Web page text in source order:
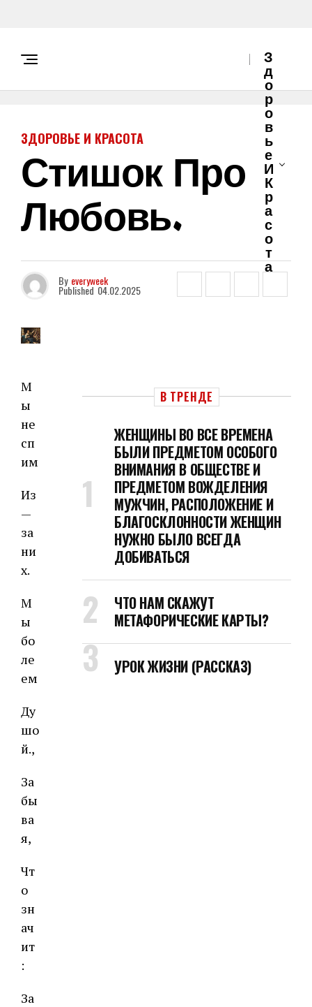
З
Д
О
Р
О
В
Ь
Е
И
К
Р
А
С
О
Т
А
ЗДОРОВЬЕ И КРАСОТА
Стишок Про
Любовь.
By everyweek
Published 04.02.2025
М
ы
не
сп
им
Из
—
за
ни
х.
М
ы
бо
ле
ем
Ду
шо
й.,
За
бы
ва
я,
Чт
о
зн
ач
ит
:
За
В ТРЕНДЕ
ЖЕНЩИНЫ ВО ВСЕ ВРЕМЕНА
БЫЛИ ПРЕДМЕТОМ ОСОБОГО
ВНИМАНИЯ В ОБЩЕСТВЕ И
ПРЕДМЕТОМ ВОЖДЕЛЕНИЯ
МУЖЧИН, РАСПОЛОЖЕНИЕ И
БЛАГОСКЛОННОСТИ ЖЕНЩИН
НУЖНО БЫЛО ВСЕГДА
ДОБИВАТЬСЯ
ЧТО НАМ СКАЖУТ
МЕТАФОРИЧЕСКИЕ КАРТЫ?
УРОК ЖИЗНИ (РАССКАЗ)